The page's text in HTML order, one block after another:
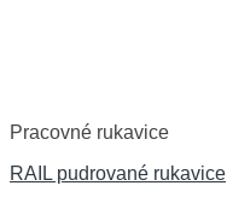
Pracovné rukavice
RAIL pudrované rukavice